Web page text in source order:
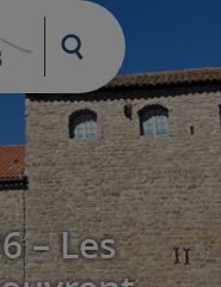
Moteur de
– Les